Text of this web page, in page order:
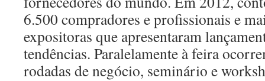
6.500 compradores e profissionais e
expositoras que apresentaram
tendências. Paralelamente à feira
rodadas de negócio, seminário e